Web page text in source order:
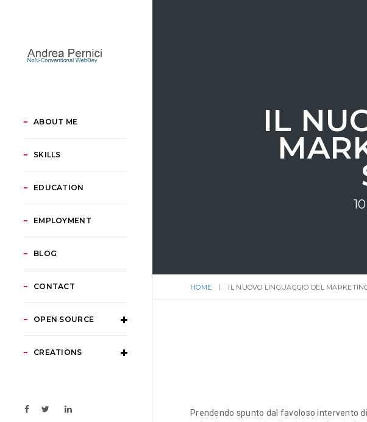
ABOUT ME
SKILLS
EDUCATION
EMPLOYMENT
BLOG
CONTACT
OPEN SOURCE
CREATIONS
IL
HOME IL NUOVO LINGUAGGIO DEL
Prendendo spunto dal favoloso intervento di